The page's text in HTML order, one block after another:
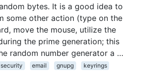
bytes. It is a good idea to
some other action (type on the
move the mouse, utilize the
the prime generation; this
random number generator a …
security email gnupg keyrings